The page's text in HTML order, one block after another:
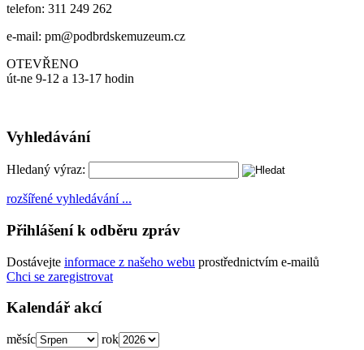
telefon: 311 249 262
e-mail: pm@podbrdskemuzeum.cz
OTEVŘENO
út-ne 9-12 a 13-17 hodin
Vyhledávání
Hledaný výraz:
rozšířené vyhledávání ...
Přihlášení k odběru zpráv
Dostávejte informace z našeho webu prostřednictvím e-mailů
Chci se zaregistrovat
Kalendář akcí
měsíc rok